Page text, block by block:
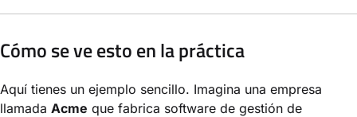
Cómo se ve esto en la práctica
Aquí tienes un ejemplo sencillo. Imagina una empresa
llamada Acme que fabrica software de gestión de